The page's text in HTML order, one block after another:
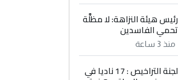
رئيس هيئة النزاهة: لا مظلَّة
تحمي الفاسدين
منذ 3 ساعة
لجنة التراخيص : 17 ناديا في